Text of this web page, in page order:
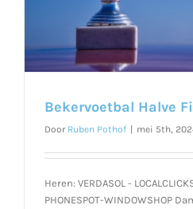
Bekervoetbal Halve
Door Ruben Pothof | mei 5th,
Heren: VERDASOL -
PHONESPOT-WINDOWSHOP